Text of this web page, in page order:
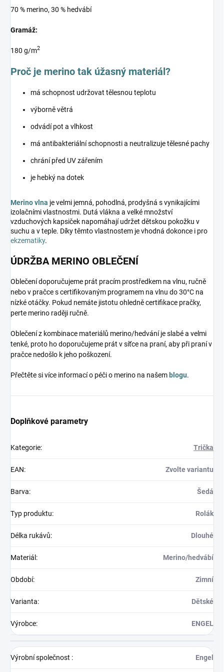
70 % merino, 30 % hedvábí
Gramáž:
180 g/m2
Proč je merino tak úžasný materiál?
má schopnost udržovat tělesnou teplotu
výborně větrá
odvádí pot a vlhkost
má antibakteriální schopnosti a neutralizuje tělesné pachy
chrání před UV zářením
je hebký na dotek
Merino vlna je velmi jemná, pohodlná, prodyšná s vynikajícími
izolačními vlastnostmi. Dutá vlákna a velké množství
vzduchových kapsiček napomáhají udržet dětskou pokožku v
suchu a v teple. Díky těmto vlastnostem je vhodná dokonce i pro
ekzematiky.
ÚDRŽBA MERINO OBLEČENÍ
Oblečení doporučujeme prát pracím prostředkem na vlnu, ručně
nebo v pračce s certifikovaným programem na vlnu do 30°C na
nízké otáčky. Pokud nemáte jistotu ohledně certifikace pračky,
perte merino raději ručně.
Oblečení z kombinace materiálů merino/hedvání je slabé a velmi
tenké, proto ho doporučujeme prát v síťce na praní, aby při praní v
pračce nedošlo k jeho poškození.
Přečtěte si více informací o péči o merino na našemblogu.
Doplňkové parametry
Kategorie: Trička
EAN: Zvolte variantu
Barva: Šedá
Typ produktu: Rolák
Délka rukávů: Dlouhé
Materiál: Merino/hedvábí
Období: Zimní
Varianta: Dětské
Výrobce: ENGEL
Výrobní společnost : Engel